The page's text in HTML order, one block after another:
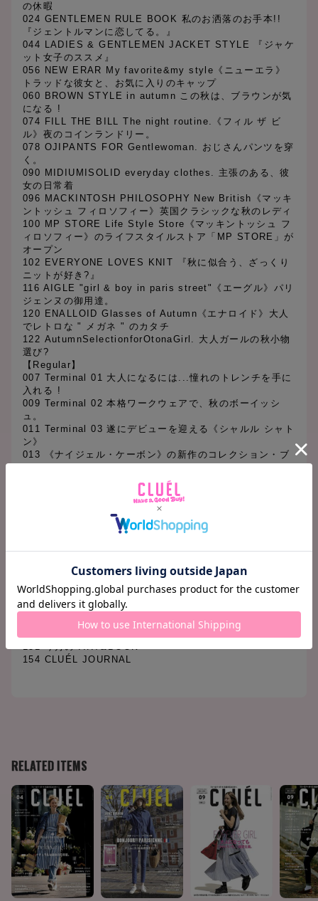
の休暇
024 GENTLEMEN RULE BOOK 私のお洒落のお手本!!
『ジェントルマンに恋してる。』
044 LADIES & GENTLEMEN JACKET STYLE 『ジャケ
ット女子のススメ』
056 NEW ERAR My favorite&my style《ニューエラ》
トラッドな彼女と、お気に入りのキャップ
060 BROWN STYLE in autumn この秋は、ブラウンが気
になる !
074 FILL THE BILL The night routine.《フィル ザ ビ
ル》夜のコインランドリー。
078 OJIPANTS FOR Gentlewoman. おじさんパンツを穿
く。
090 MIDIUMISOLID everyday clothes. 主張のある、彼
女の日常着
096 MACKINTOSH PHILOSOPHY New British《マッキ
ントッシュ フィロソフィー》英国クラシックな秋のレディ
100 MP STORE Life Style Store《マッキントッシュ フ
ィロソフィー》のライフスタイルストア「MP STORE」が
オープン
102 EVERYONE LOVES KNIT 『秋に似合う、ざっくり
ニットが好き?』
116 AIGLE "girl & boy in paris street"《エーグル》パリ
ジェンヌの御用達。
120 ENALLOID Glasses of Autumn《エナロイド》大人
でレトロな " メガネ " のカタチ
122 AutumnSelectionforOtonaGirl. 大人ガールの秋小物
選び?
【Regular】
007 Terminal 01 大人になるには...憧れのトレンチを手に
入れる !
009 Terminal 02 本格ワークウェアで、秋のボーイッシ
ュ。
011 Terminal 03 遂にデビューを迎える《シャルル シャト
ン》
013 《ナイジェル・ケーボン》の新作のコレクション・ブ
094 THE NEW STANDARD
134 TOKYO BRAND NEWS
138 Terminal 04 質の高いプレッピースタイルを目指そう
139 Terminal 05 レディへ、品のあるアクセサリーを。
140 Terminal 06 塚本太郎のショップ・マスト・ゴー・オ
142 PROFESSIONAL MAKE-UP METHOD 山田印
145 MY HAIR CUT 100 髪が切りたくなったら
146 スイーツ探検隊
148 今月の気になる人
149 今月の映画
151 今月の ART&BOOK
154 CLUÉL JOURNAL